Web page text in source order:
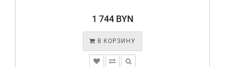
1 744 BYN
В КОРЗИНУ